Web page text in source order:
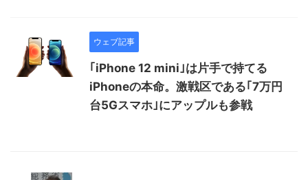
ウェブ記事
｢iPhone 12 mini｣は片手で持てる
iPhoneの本命。激戦区である｢7万円
台5Gスマホ｣にアップルも参戦